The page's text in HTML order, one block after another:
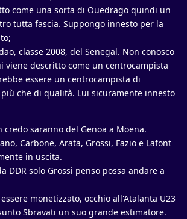
come una sorta di Ouedrago quindi un
tutta fascia. Suppongo innesto per la
classe 2008, del Senegal. Non conosco
viene descritto come un centrocampista
essere un centrocampista di
che di qualità. Lui sicuramente innesto
saranno del Genoa a Moena.
Carbone, Arata, Grossi, Fazio e Lafont
in uscita.
DDR solo Grossi penso possa andare a
monetizzato, occhio all'Atalanta U23
Sbravati un suo grande estimatore.